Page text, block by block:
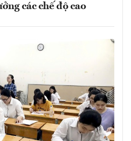
các chế độ cao